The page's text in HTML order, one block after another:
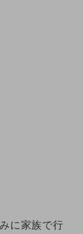
に家族で行